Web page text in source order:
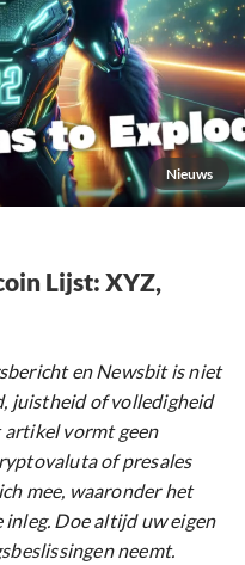
Nieuws
Lijst: XYZ,
en Newsbit is niet
juistheid of volledigheid
vormt geen
of presales
mee, waaronder het
Doe altijd uw eigen
neemt.